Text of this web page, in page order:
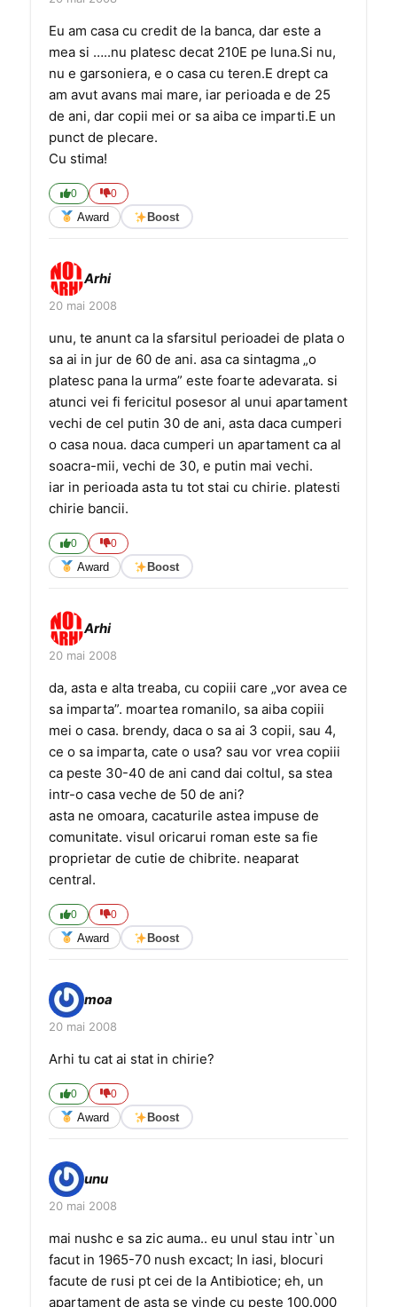
Eu am casa cu credit de la banca, dar este a
mea si …..nu platesc decat 210E pe luna.Si nu,
nu e garsoniera, e o casa cu teren.E drept ca
am avut avans mai mare, iar perioada e de 25
de ani, dar copii mei or sa aiba ce imparti.E un
punct de plecare.
Cu stima!
0 0
Award Boost
Arhi
20 mai 2008
unu, te anunt ca la sfarsitul perioadei de plata o
sa ai in jur de 60 de ani. asa ca sintagma „o
platesc pana la urma” este foarte adevarata. si
atunci vei fi fericitul posesor al unui apartament
vechi de cel putin 30 de ani, asta daca cumperi
o casa noua. daca cumperi un apartament ca al
soacra-mii, vechi de 30, e putin mai vechi.
iar in perioada asta tu tot stai cu chirie. platesti
chirie bancii.
0 0
Award Boost
Arhi
20 mai 2008
da, asta e alta treaba, cu copiii care „vor avea ce
sa imparta”. moartea romanilo, sa aiba copiii
mei o casa. brendy, daca o sa ai 3 copii, sau 4,
ce o sa imparta, cate o usa? sau vor vrea copiii
ca peste 30-40 de ani cand dai coltul, sa stea
intr-o casa veche de 50 de ani?
asta ne omoara, cacaturile astea impuse de
comunitate. visul oricarui roman este sa fie
proprietar de cutie de chibrite. neaparat
central.
0 0
Award Boost
moa
20 mai 2008
Arhi tu cat ai stat in chirie?
0 0
Award Boost
unu
20 mai 2008
mai nushc e sa zic auma.. eu unul stau intr`un
facut in 1965-70 nush excact; In iasi, blocuri
facute de rusi pt cei de la Antibiotice; eh, un
apartament de asta se vinde cu peste 100.000